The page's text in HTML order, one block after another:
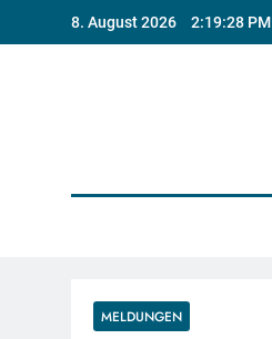
8. August 2026 2:19:29 PM
MELDUNGEN